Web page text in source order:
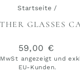
Startseite /
GLASSES
Normaler
Preis
59,00 €
angezeigt und
EU-Kunden.